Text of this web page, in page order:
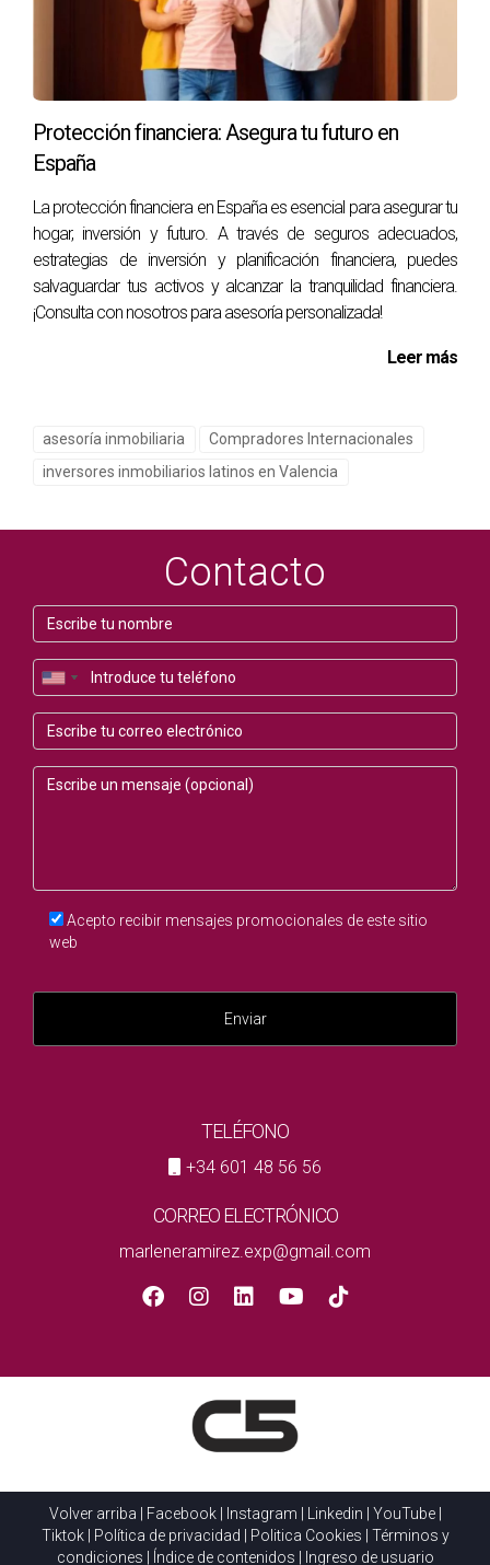
Protección financiera: Asegura tu futuro en
España
La protección financiera en España es esencial para asegurar tu
hogar, inversión y futuro. A través de seguros adecuados,
estrategias de inversión y planificación financiera, puedes
salvaguardar tus activos y alcanzar la tranquilidad financiera.
¡Consulta con nosotros para asesoría personalizada!
Leer más
asesoría inmobiliaria
Compradores Internacionales
inversores inmobiliarios latinos en Valencia
Contacto
Acepto recibir mensajes promocionales de este sitio
web
Enviar
TELÉFONO
+34 601 48 56 56
CORREO ELECTRÓNICO
marleneramirez.exp@gmail.com
Volver arriba Facebook| Instagram Linkedin YouTube|
Tiktok| Política de privacidad Politica Cookies
Términos y
condiciones
Índice de contenidos Ingreso de usuario